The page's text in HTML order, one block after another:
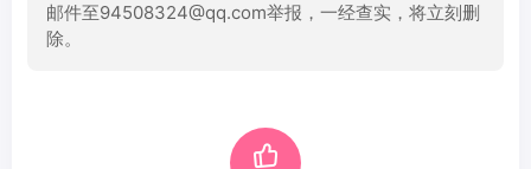
邮件至94508324@qq.com举报，一经查实，将立刻删
除。